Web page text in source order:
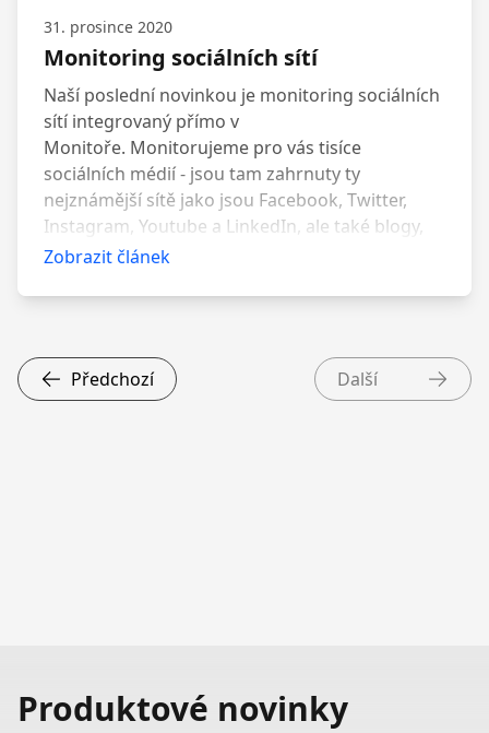
31. prosince 2020
Monitoring sociálních sítí
Naší poslední novinkou je monitoring sociálních
sítí integrovaný přímo v
Monitoře. Monitorujeme pro vás tisíce
sociálních médií - jsou tam zahrnuty ty
nejznámější sítě jako jsou Facebook, Twitter,
Instagram, Youtube a LinkedIn, ale také blogy,
diskusní fóra a komentáře pod články.
Zobrazit článek
Předchozí Další
Produktové novinky